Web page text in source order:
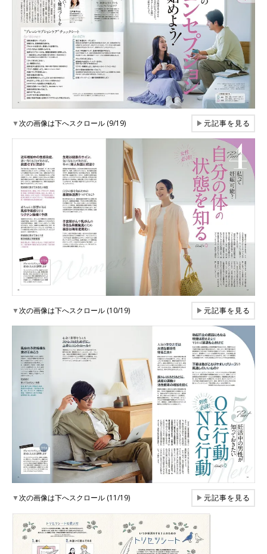
▼次の画像は下へスクロール (9/19) ▶元記事を見る
▼次の画像は下へスクロール (10/19) ▶元記事を見る
▼次の画像は下へスクロール (11/19) ▶元記事を見る